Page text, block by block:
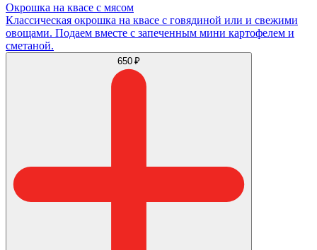
Окрошка на квасе с мясом
Классическая окрошка на квасе с говядиной или и свежими
овощами. Подаем вместе с запеченным мини картофелем и
сметаной.
650 ₽